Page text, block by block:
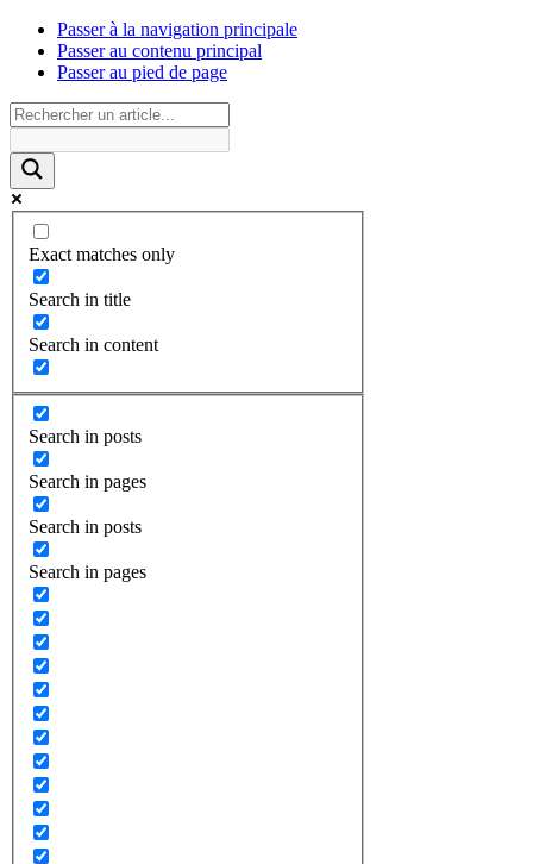
Passer à la navigation principale
Passer au contenu principal
Passer au pied de page
Exact matches only
Search in title
Search in content
Search in posts
Search in pages
Search in posts
Search in pages